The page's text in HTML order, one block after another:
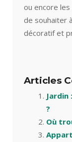
ou encore
de souhaiter
décoratif et
Articles
?
Où